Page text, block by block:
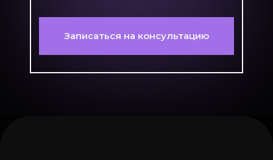
Записаться на консультацию